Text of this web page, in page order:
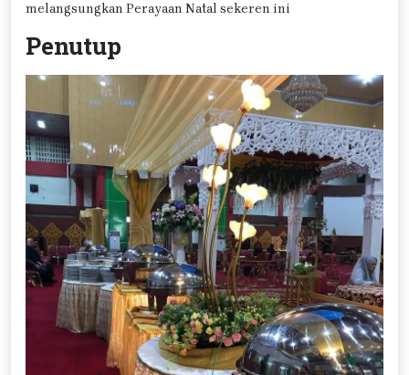
melangsungkan Perayaan Natal sekeren ini
Penutup